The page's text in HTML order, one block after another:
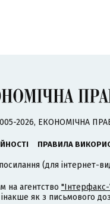
2026, ЕКОНОМІЧНА
ПРАВИЛА
(для інтернет-
на агентство "Інтерфакс-
як з письмового